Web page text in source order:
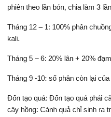
phiên theo lần bón, chia làm 3
Tháng 12 – 1: 100% phân
kali.
Tháng 5 – 6: 20% lân + 20%
Tháng 9 -10: số phân còn lại
Đốn tạo quả: Đốn tạo quả phải
cây hồng: Cành quả chỉ sinh ra